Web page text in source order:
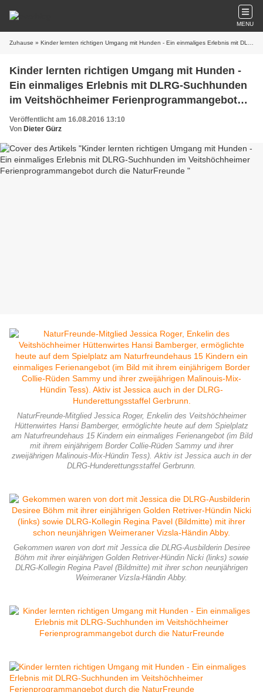
MENU
Zuhause » Kinder lernten richtigen Umgang mit Hunden - Ein einmaliges Erlebnis mit DLRG-Suchhunden im Veitshöchheimer Ferienprogrammangebot durch die NaturFreunde
Kinder lernten richtigen Umgang mit Hunden -
Ein einmaliges Erlebnis mit DLRG-Suchhunden
im Veitshöchheimer Ferienprogrammangebot
durch die NaturFreunde
Veröffentlicht am 16.08.2016 13:10
Von Dieter Gürz
NaturFreunde-Mitglied Jessica Roger, Enkelin des Veitshöchheimer
Hüttenwirtes Hansi Bamberger, ermöglichte heute auf dem Spielplatz
am Naturfreundehaus 15 Kindern ein einmaliges Ferienangebot (im Bild
mit ihrem einjährigem Border Collie-Rüden Sammy und ihrer
zweijährigen Malinouis-Mix-Hündin Tess). Aktiv ist Jessica auch in der
DLRG-Hunderettungsstaffel Gerbrunn.
Gekommen waren von dort mit Jessica die DLRG-Ausbilderin Desiree
Böhm mit ihrer einjährigen Golden Retriver-Hündin Nicki (links) sowie
DLRG-Kollegin Regina Pavel (Bildmitte) mit ihrer schon neunjährigen
Weimeraner Vizsla-Händin Abby.